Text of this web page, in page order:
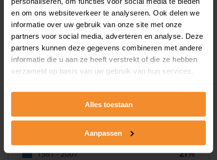
en om ons websiteverkeer te analyseren. Ook delen we
informatie over uw gebruik van onze site met onze
partners voor social media, adverteren en analyse. Deze
partners kunnen deze gegevens combineren met andere
informatie die u aan ze heeft verstrekt of die ze hebben
verzameld op basis van uw gebruik van hun services.
Alles toestaan
Aanpassen
Bouwjaar
T/m 1945
12%
1981 - 2007
21%